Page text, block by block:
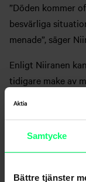
Samtycke
Bättre tjänster
”Döden kommer
besvärliga
menade”, säger
Enligt Niiranen
tidigare make av
och man hade
annan. Samtidigt
”Förmånstagaren